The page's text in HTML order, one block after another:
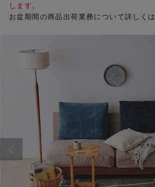
します。
お盆期間の商品出荷業務について詳しくは